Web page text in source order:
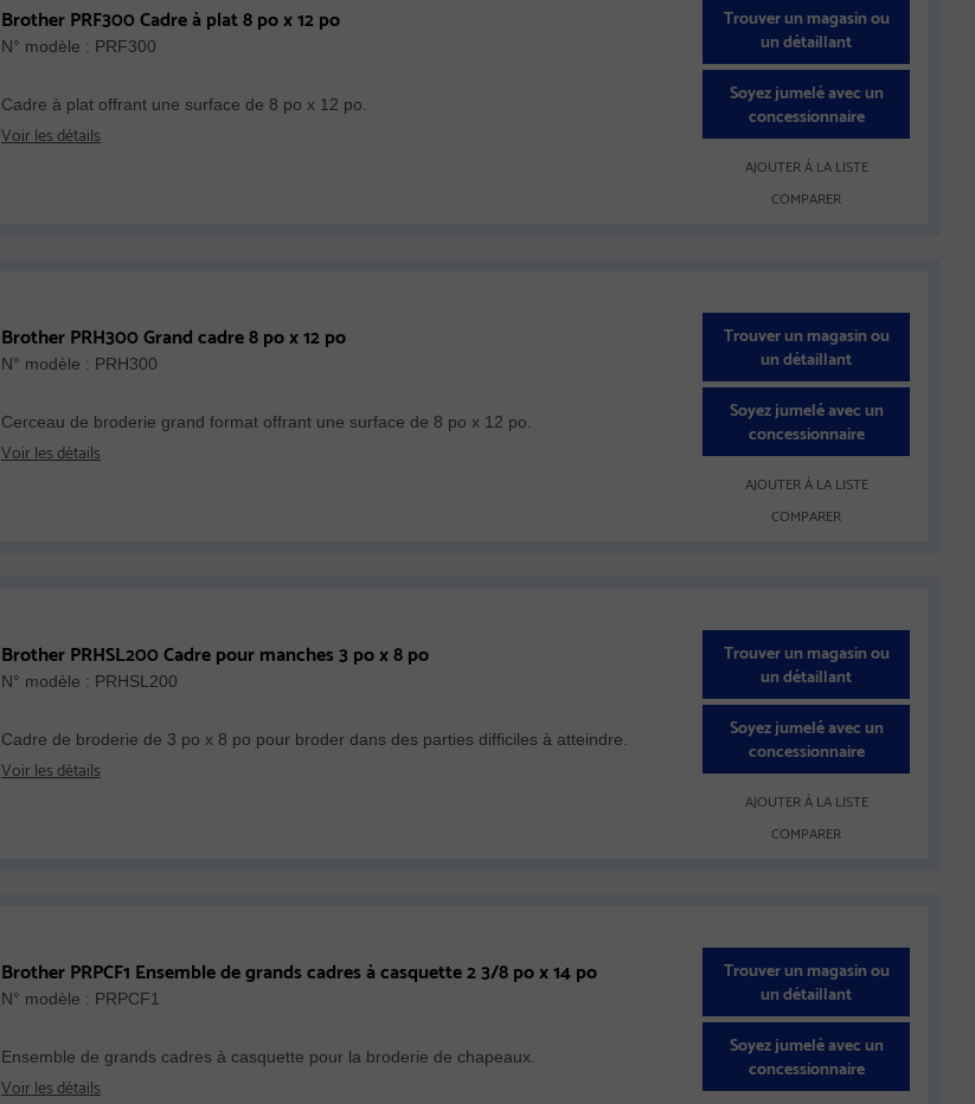
Brother PRF300 Cadre à plat 8 po x 12 po
N° modèle : PRF300
Cadre à plat offrant une surface de 8 po x 12 po.
Voir les détails
Trouver un magasin ou
un détaillant
Soyez jumelé avec un
concessionnaire
AJOUTER À LA LISTE
COMPARER
Brother PRH300 Grand cadre 8 po x 12 po
N° modèle : PRH300
Cerceau de broderie grand format offrant une surface de 8 po x 12 po.
Voir les détails
Trouver un magasin ou
un détaillant
Soyez jumelé avec un
concessionnaire
AJOUTER À LA LISTE
COMPARER
Brother PRHSL200 Cadre pour manches 3 po x 8 po
N° modèle : PRHSL200
Cadre de broderie de 3 po x 8 po pour broder dans des parties difficiles à atteindre.
Voir les détails
Trouver un magasin ou
un détaillant
Soyez jumelé avec un
concessionnaire
AJOUTER À LA LISTE
COMPARER
Brother PRPCF1 Ensemble de grands cadres à casquette 2 3/8 po x 14 po
N° modèle : PRPCF1
Ensemble de grands cadres à casquette pour la broderie de chapeaux.
Voir les détails
Trouver un magasin ou
un détaillant
Soyez jumelé avec un
concessionnaire